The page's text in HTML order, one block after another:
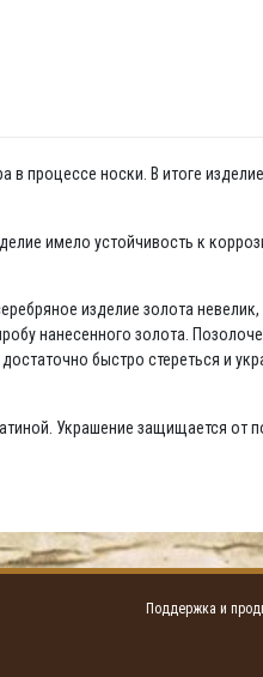
в процессе носки. В итоге
имело устойчивость к
изделие золота невелик,
нанесенного золота.
быстро стереться и
Украшение защищается от
Поддержка и